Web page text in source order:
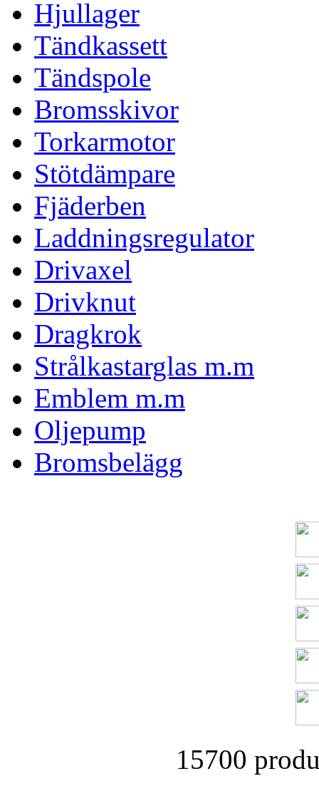
Hjullager
Tändkassett
Tändspole
Bromsskivor
Torkarmotor
Stötdämpare
Fjäderben
Laddningsregulator
Drivaxel
Drivknut
Dragkrok
Strålkastarglas m.m
Emblem m.m
Oljepump
Bromsbelägg
15700